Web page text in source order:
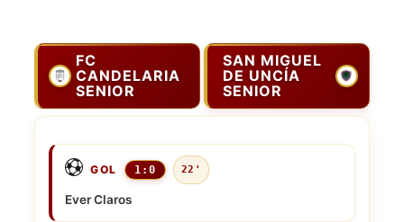
FC
CANDELARIA
SENIOR
SAN MIGUEL
DE UNCÍA
SENIOR
GOL 1:0 22'
Ever Claros